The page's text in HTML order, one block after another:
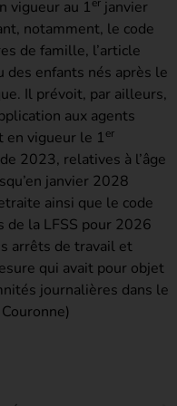
vigueur au 1erjanvier
notamment, le code
de famille, l’article
des enfants nés après le
Il prévoit, par ailleurs,
aux agents
en vigueur le 1er
2023, relatives à l’âge
janvier 2028
ainsi que le code
de la LFSS pour 2026
arrêts de travail et
qui avait pour objet
journalières dans le